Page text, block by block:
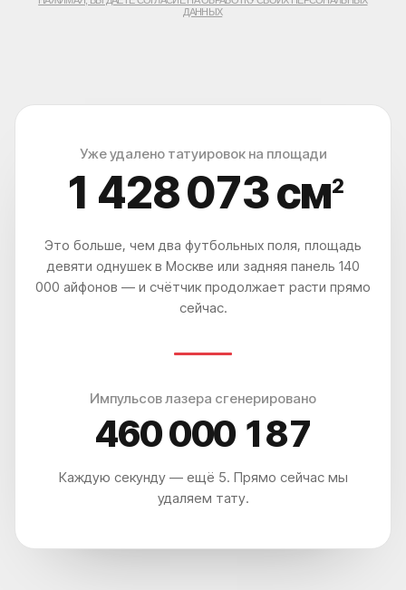
Уже удалено татуировок на площади
1 428 078см2
Это больше, чем два футбольных поля, площадь
девяти однушек в Москве или задняя панель 140
000 айфонов — и счётчик продолжает расти прямо
сейчас.
Импульсов лазера сгенерировано
460 000 195
Каждую секунду — ещё 5. Прямо сейчас мы
удаляем тату.
В 5 МИНУТАХ ОТ М. ПАВЕЛЕЦКАЯ
В 2 МИНУТАХ ОТ VAXHALL
В 4 МИНУТАХ ОТ SURF COFFEE X NEO
ВСЕХ ПОСЕТИТЕЛЕЙ КЛИНИКИ ET.LASER